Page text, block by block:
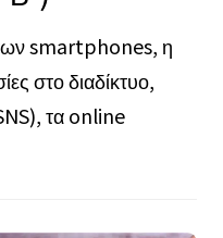
smartphones, η
στο διαδίκτυο,
τα online